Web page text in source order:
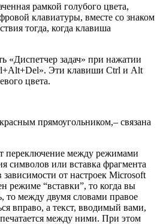
рамкой голубого цвета,
клавиатуры, вместе со знаком
тогда, когда клавиша
«Диспетчер задач» при нажатии
Эти клавиши Ctrl и Alt
цвета.
прямоугольником,– связана
переключение между режимами
символов или вставка фрагмента
зависимости от настроек Microsoft
режиме “вставки”, то когда вы
то между двумя словами правое
вправо, а текст, вводимый вами,
печатается между ними. При этом